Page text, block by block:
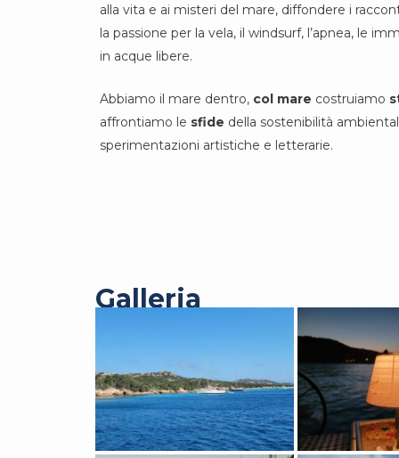
alla vita e ai misteri del mare, diffondere i
la passione per la vela, il windsurf, l’apnea, le
in acque libere.
Abbiamo il mare dentro, col mare costruiamo
affrontiamo le sfide della sostenibilità
sperimentazioni artistiche e letterarie.
Galleria